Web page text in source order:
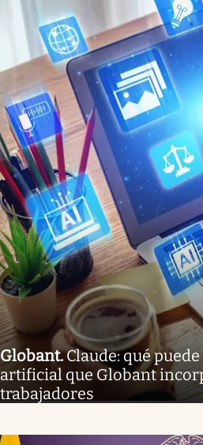
Globant.Claude: qué
artificial que Globant
trabajadores